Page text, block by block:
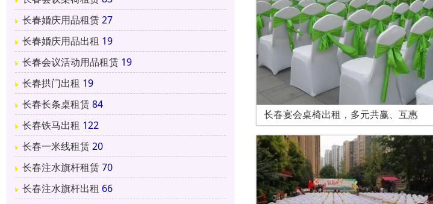
长春婚庆用品租赁27
长春婚庆用品出租 19
长春会议活动用品租赁 19
长春拱门出租 19
长春长条桌租赁84
长春铁马出租 122
长春一米线租赁20
长春注水旗杆租赁70
长春注水旗杆出租 66
长春宴会桌椅出租，多元共赢、互惠